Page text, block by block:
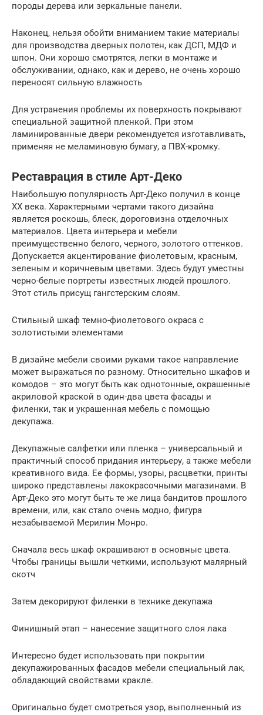
породы дерева или зеркальные панели.
Наконец, нельзя обойти вниманием такие материалы
для производства дверных полотен, как ДСП, МДФ и
шпон. Они хорошо смотрятся, легки в монтаже и
обслуживании, однако, как и дерево, не очень хорошо
переносят сильную влажность
Для устранения проблемы их поверхность покрывают
специальной защитной пленкой. При этом
ламинированные двери рекомендуется изготавливать,
применяя не меламиновую бумагу, а ПВХ-кромку.
Реставрация в стиле Арт-Деко
Наибольшую популярность Арт-Деко получил в конце
ХХ века. Характерными чертами такого дизайна
является роскошь, блеск, дороговизна отделочных
материалов. Цвета интерьера и мебели
преимущественно белого, черного, золотого оттенков.
Допускается акцентирование фиолетовым, красным,
зеленым и коричневым цветами. Здесь будут уместны
черно-белые портреты известных людей прошлого.
Этот стиль присущ гангстерским слоям.
Стильный шкаф темно-фиолетового окраса с
золотистыми элементами
В дизайне мебели своими руками такое направление
может выражаться по разному. Относительно шкафов и
комодов – это могут быть как однотонные, окрашенные
акриловой краской в один-два цвета фасады и
филенки, так и украшенная мебель с помощью
декупажа.
Декупажные салфетки или пленка – универсальный и
практичный способ придания интерьеру, а также мебели
креативного вида. Ее формы, узоры, расцветки, принты
широко представлены лакокрасочными магазинами. В
Арт-Деко это могут быть те же лица бандитов прошлого
времени, или, как стало очень модно, фигура
незабываемой Мерилин Монро.
Сначала весь шкаф окрашивают в основные цвета.
Чтобы границы вышли четкими, используют малярный
скотч
Затем декорируют филенки в технике декупажа
Финишный этап – нанесение защитного слоя лака
Интересно будет использовать при покрытии
декупажированных фасадов мебели специальный лак,
обладающий свойствами кракле.
Оригинально будет смотреться узор, выполненный из